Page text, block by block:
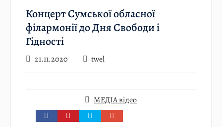
Концерт Сумської обласної
філармонії до Дня Свободи і
Гідності
21.11.2020 twel
МЕДІА відео